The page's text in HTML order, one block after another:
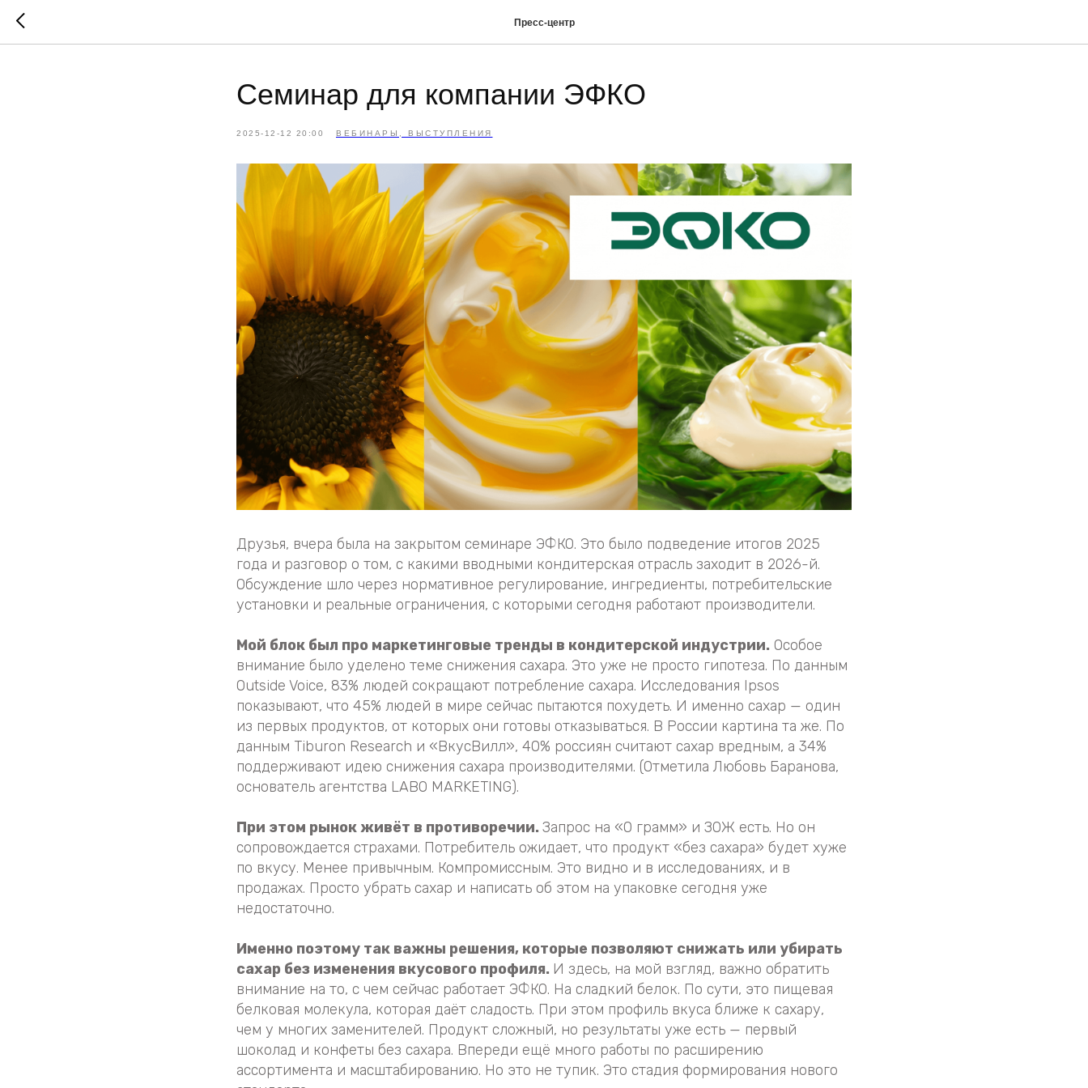
Пресс-центр
Семинар для компании ЭФКО
2025-12-12 20:00 ВЕБИНАРЫ, ВЫСТУПЛЕНИЯ
Друзья, вчера была на закрытом семинаре ЭФКО. Это было подведение итогов 2025
года и разговор о том, с какими вводными кондитерская отрасль заходит в 2026-й.
Обсуждение шло через нормативное регулирование, ингредиенты, потребительские
установки и реальные ограничения, с которыми сегодня работают производители.
Мой блок был про маркетинговые тренды в кондитерской индустрии. Особое
внимание было уделено теме снижения сахара. Это уже не просто гипотеза. По данным
Outside Voice, 83% людей сокращают потребление сахара. Исследования Ipsos
показывают, что 45% людей в мире сейчас пытаются похудеть. И именно сахар — один
из первых продуктов, от которых они готовы отказываться. В России картина та же. По
данным Tiburon Research и «ВкусВилл», 40% россиян считают сахар вредным, а 34%
поддерживают идею снижения сахара производителями. (Отметила Любовь Баранова,
основатель агентства LABO MARKETING).
При этом рынок живёт в противоречии. Запрос на «0 грамм» и ЗОЖ есть. Но он
сопровождается страхами. Потребитель ожидает, что продукт «без сахара» будет хуже
по вкусу. Менее привычным. Компромиссным. Это видно и в исследованиях, и в
продажах. Просто убрать сахар и написать об этом на упаковке сегодня уже
недостаточно.
Именно поэтому так важны решения, которые позволяют снижать или убирать
сахар без изменения вкусового профиля. И здесь, на мой взгляд, важно обратить
внимание на то, с чем сейчас работает ЭФКО. На сладкий белок. По сути, это пищевая
белковая молекула, которая даёт сладость. При этом профиль вкуса ближе к сахару,
чем у многих заменителей. Продукт сложный, но результаты уже есть — первый
шоколад и конфеты без сахара. Впереди ещё много работы по расширению
ассортимента и масштабированию. Но это не тупик. Это стадия формирования нового